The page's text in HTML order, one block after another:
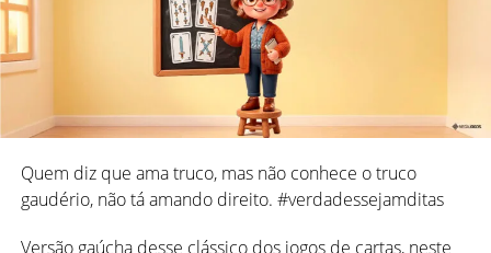
Brasil
por conta própria.
“Eu comprei uns livros na Amazon, Java.1, e comecei a
programar. Eu comecei a desenvolver para o CD-ROM, mas
quando eu vi que ele estava chegando ao seu fim eu
comecei a desenvolver para a internet.” (Marcos Fonseca,
O trabalho foi grande e se passaram um total de quatro
anos até o lançamento da primeira versão do Megajogos,
Quem diz que ama truco, mas não conhece o truco
gaudério, não tá amando direito. #verdadessejamditas
Versão gaúcha desse clássico dos jogos de cartas, neste